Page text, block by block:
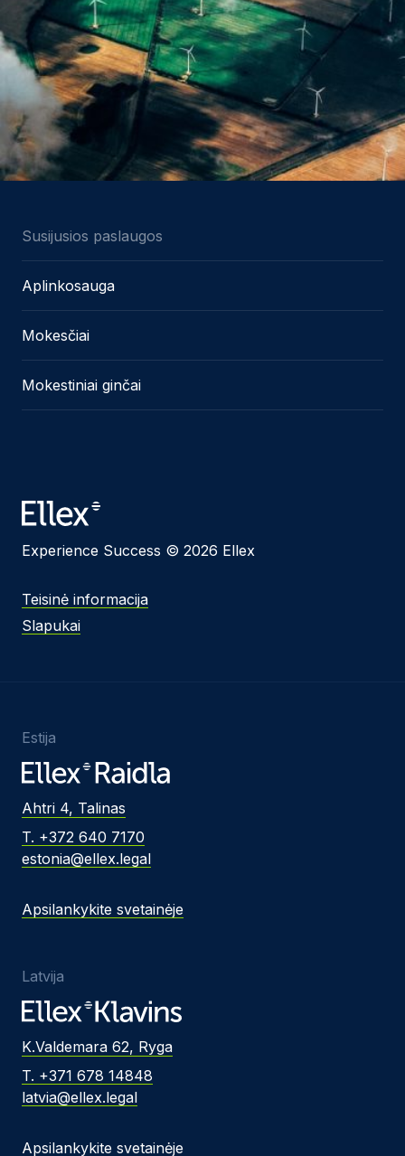
Susijusios paslaugos
Aplinkosauga
Mokesčiai
Mokestiniai ginčai
Experience Success © 2026 Ellex
Teisinė informacija
Slapukai
Estija
Ahtri 4, Talinas
T. +372 640 7170
estonia@ellex.legal
Apsilankykite svetainėje
Latvija
K.Valdemara 62, Ryga
T. +371 678 14848
latvia@ellex.legal
Apsilankykite svetainėje